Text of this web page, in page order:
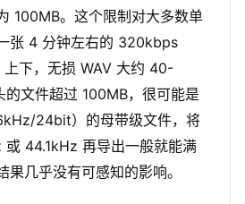
100MB。这个限制对大多数单
张 4 分钟左右的 320kbps
下，无损 WAV 大约 40-
文件超过 100MB，很可能是
24bit）的母带级文件，将
44.1kHz 再导出一般就能满
果几乎没有可感知的影响。